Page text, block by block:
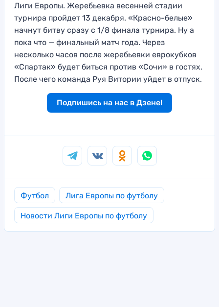
Лиги Европы. Жеребьевка весенней стадии
турнира пройдет 13 декабря. «Красно-белые»
начнут битву сразу с 1/8 финала турнира. Ну а
пока что — финальный матч года. Через
несколько часов после жеребьевки еврокубков
«Спартак» будет биться против «Сочи» в гостях.
После чего команда Руя Витории уйдет в отпуск.
Подпишись на нас в Дзене!
Футбол Лига Европы по футболу
Новости Лиги Европы по футболу